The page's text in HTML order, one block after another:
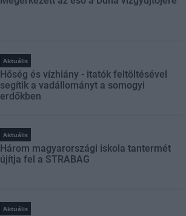
Aktuális
Hőség és vízhiány - itatók feltöltésével
segítik a vadállományt a somogyi
erdőkben
Aktuális
Három magyarországi iskola tantermét
újítja fel a STRABAG
Aktuális